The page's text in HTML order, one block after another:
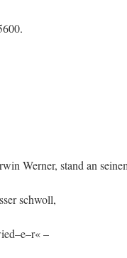
Werner, stand an
schwoll,
–